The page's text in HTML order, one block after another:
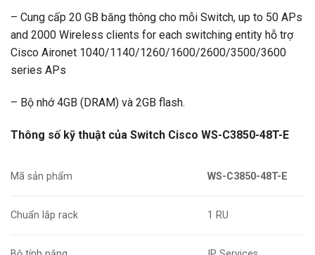
– Cung cấp 20 GB băng thông cho mỗi Switch, up to 50 APs
and 2000 Wireless clients for each switching entity hỗ trợ
Cisco Aironet 1040/1140/1260/1600/2600/3500/3600
series APs
– Bộ nhớ 4GB (DRAM) và 2GB flash.
Thông số kỹ thuật của Switch Cisco WS-C3850-48T-E​
Mã sản phẩm WS-C3850-48T-E
Chuẩn lắp rack 1 RU